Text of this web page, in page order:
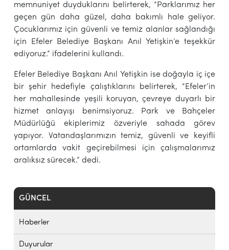
GÜNCEL
Haberler
Duyurular
memnuniyet duyduklarını belirterek, “Parklarımız her
geçen gün daha güzel, daha bakımlı hale geliyor.
Çocuklarımız için güvenli ve temiz alanlar sağlandığı
için Efeler Belediye Başkanı Anıl Yetişkin’e teşekkür
ediyoruz.” ifadelerini kullandı.
Efeler Belediye Başkanı Anıl Yetişkin ise doğayla iç içe
bir şehir hedefiyle çalıştıklarını belirterek, “Efeler’in
her mahallesinde yeşili koruyan, çevreye duyarlı bir
hizmet anlayışı benimsiyoruz. Park ve Bahçeler
Müdürlüğü ekiplerimiz özveriyle sahada görev
yapıyor. Vatandaşlarımızın temiz, güvenli ve keyifli
ortamlarda vakit geçirebilmesi için çalışmalarımız
aralıksız sürecek.” dedi.